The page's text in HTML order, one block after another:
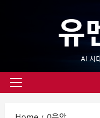
유
AI 시
Primary